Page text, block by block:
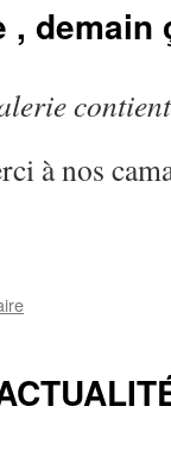
, demain
à nos